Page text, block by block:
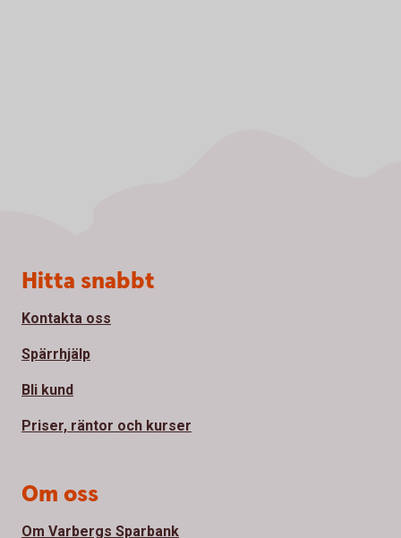
Sidfot
Hitta snabbt
Kontakta oss
Spärrhjälp
Bli kund
Priser, räntor och kurser
Om oss
Om Varbergs Sparbank